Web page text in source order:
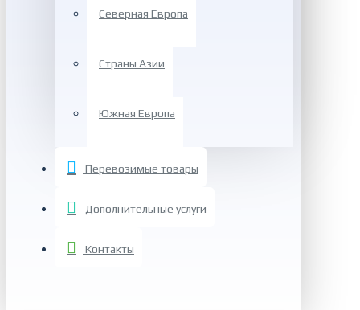
Северная Европа
Страны Азии
Южная Европа
Перевозимые товары
Дополнительные услуги
Контакты